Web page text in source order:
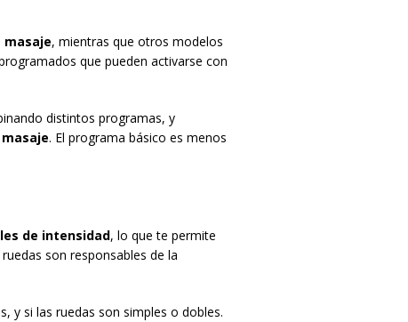
masaje, mientras que otros modelos
que pueden activarse con
distintos programas, y
. El programa básico es menos
de intensidad, lo que te permite
son responsables de la
y si las ruedas son simples o dobles.